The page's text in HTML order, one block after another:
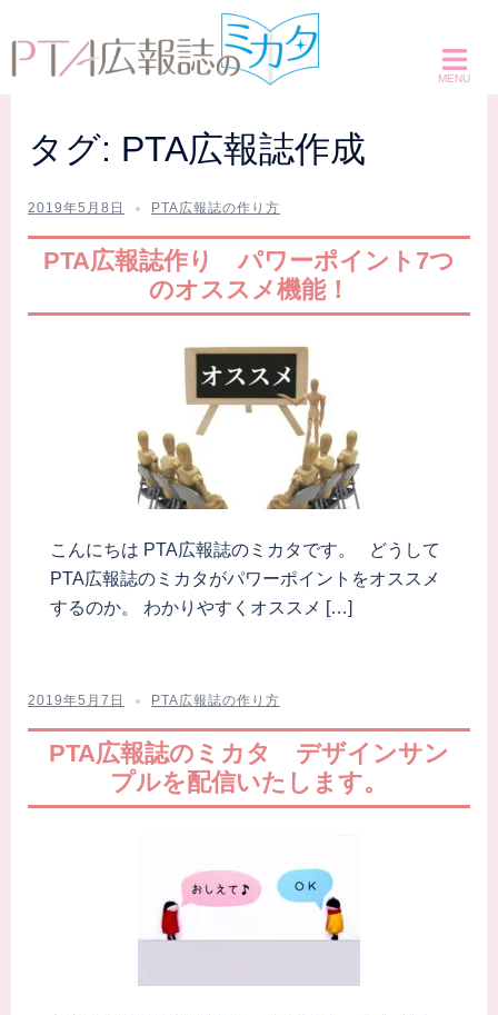
ン
ン
タグ: PTA広報誌作成
2019年5月8日 PTA広報誌の作り方
PTA広報誌作り パワーポイント7つ
のオススメ機能！
こんにちは PTA広報誌のミカタです。 どうして
PTA広報誌のミカタがパワーポイントをオススメ
するのか。 わかりやすくオススメ […]
2019年5月7日 PTA広報誌の作り方
PTA広報誌のミカタ デザインサン
プルを配信いたします。